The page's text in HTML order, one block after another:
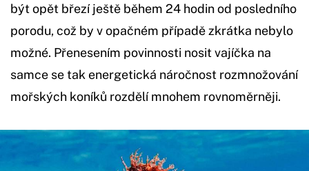
být opět březí ještě během 24 hodin od posledního
porodu, což by v opačném případě zkrátka nebylo
možné. Přenesením povinnosti nosit vajíčka na
samce se tak energetická náročnost rozmnožování
mořských koníků rozdělí mnohem rovnoměrněji.